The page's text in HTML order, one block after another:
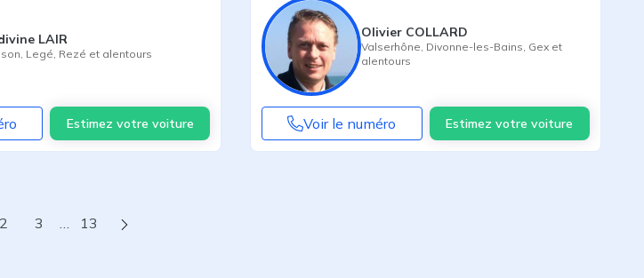
LAIR
Legé Rezé et alentours
Estimez votre voiture
Olivier COLLARD
Valserhône Divonne-les-Bains Gex et
alentours
Voir le numéro Estimez votre voiture
2 3 … 13